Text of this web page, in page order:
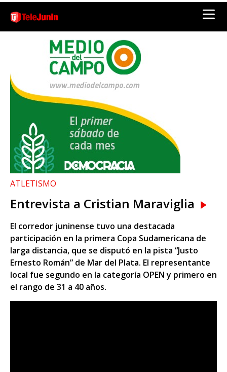
ATLETISMO
Entrevista a Cristian Maraviglia
El corredor juninense tuvo una destacada
participación en la primera Copa Sudamericana de
larga distancia, que se disputó en la pista “Justo
Ernesto Román” de Mar del Plata. El representante
local fue segundo en la categoría OPEN y primero en
el rango de 31 a 40 años.